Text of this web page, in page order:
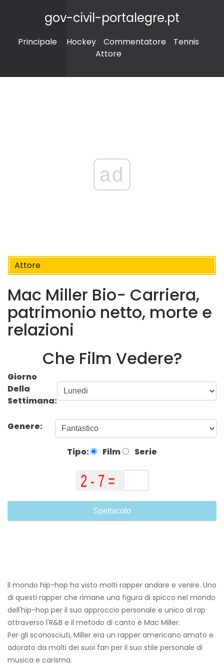
gov-civil-portalegre.pt
Principale Hockey Commentatore
Tennis
Attore
ad
Attore
Mac Miller Bio- Carriera,
patrimonio netto, morte e
relazioni
Che Film Vedere?
Giorno
Della
Settimana:
Genere:
Tipo: Film Serie
Spettacolo
Il mondo hip-hop ha visto molti rapper andare e venire. Uno
di questi rapper che rimane una figura di spicco nel mondo
dell'hip-hop per il suo approccio personale e unico al rap
attraverso l'R&B e il metodo di canto è Mac Miller.
Per gli sconosciuti, Miller era un rapper americano amato e
adorato da molti dei suoi fan per il suo stile personale di
musica e carisma.